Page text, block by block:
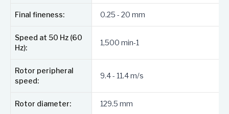
Matere designet for universell bruk eller for
Bunnsikter med forskjellige åpninger, laget av
rustfritt eller tungmetallfritt stål
Oppsamlingsbeholdere i forskjellige størrelser
for fleksibel prøvehåndtering
Final fineness: 0.25 - 20 mm
Speed at 50 Hz (60
Hz):
1,500 min-1
Rotor peripheral
speed:
9.4 - 11.4 m/s
Rotor diameter: 129.5 mm